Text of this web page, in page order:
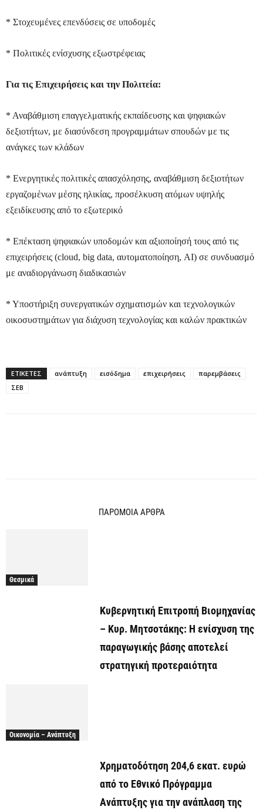
* Στοχευμένες επενδύσεις σε υποδομές
* Πολιτικές ενίσχυσης εξωστρέφειας
Για τις Επιχειρήσεις και την Πολιτεία:
* Αναβάθμιση επαγγελματικής εκπαίδευσης και ψηφιακών
δεξιοτήτων, με διασύνδεση προγραμμάτων σπουδών με τις
ανάγκες των κλάδων
* Ενεργητικές πολιτικές απασχόλησης, αναβάθμιση δεξιοτήτων
εργαζομένων μέσης ηλικίας, προσέλκυση ατόμων υψηλής
εξειδίκευσης από το εξωτερικό
* Επέκταση ψηφιακών υποδομών και αξιοποίησή τους από τις
επιχειρήσεις (cloud, big data, αυτοματοποίηση, AI) σε συνδυασμό
με αναδιοργάνωση διαδικασιών
* Υποστήριξη συνεργατικών σχηματισμών και τεχνολογικών
οικοσυστημάτων για διάχυση τεχνολογίας και καλών πρακτικών
ΕΤΙΚΕΤΕΣ ανάπτυξη εισόδημα επιχειρήσεις
παρεμβάσεις
ΣΕΒ
ΠΑΡΟΜΟΙΑ ΑΡΘΡΑ
Θεσμικά
Κυβερνητική Επιτροπή Βιομηχανίας
– Κυρ. Μητσοτάκης: Η ενίσχυση της
παραγωγικής βάσης αποτελεί
στρατηγική προτεραιότητα
Οικονομία – Ανάπτυξη
Χρηματοδότηση 204,6 εκατ. ευρώ
από το Εθνικό Πρόγραμμα
Ανάπτυξης για την ανάπλαση της